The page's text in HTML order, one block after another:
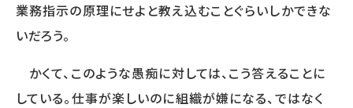
業務指示の原理にせよと教え込むことぐらいしかできな
いだろう。
かくて、このような愚痴に対しては、こう答えることに
している。仕事が楽しいのに組織が嫌になる、ではなく